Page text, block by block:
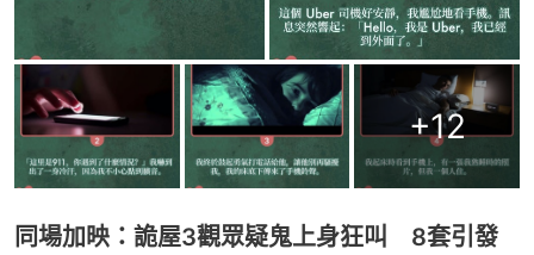
+12
同場加映：詭屋3觀眾疑鬼上身狂叫 8套引發